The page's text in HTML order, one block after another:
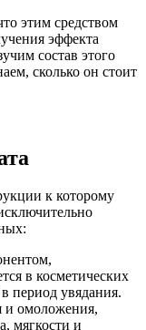
этим средством
эффекта
состав этого
сколько он стоит
к которому
в косметических
период увядания.
и омоложения,
мягкости и